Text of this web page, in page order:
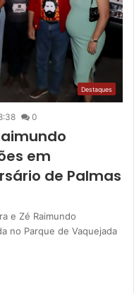
Destaques
0
em
de Palmas
e Zé Raimundo
no Parque de Vaquejada